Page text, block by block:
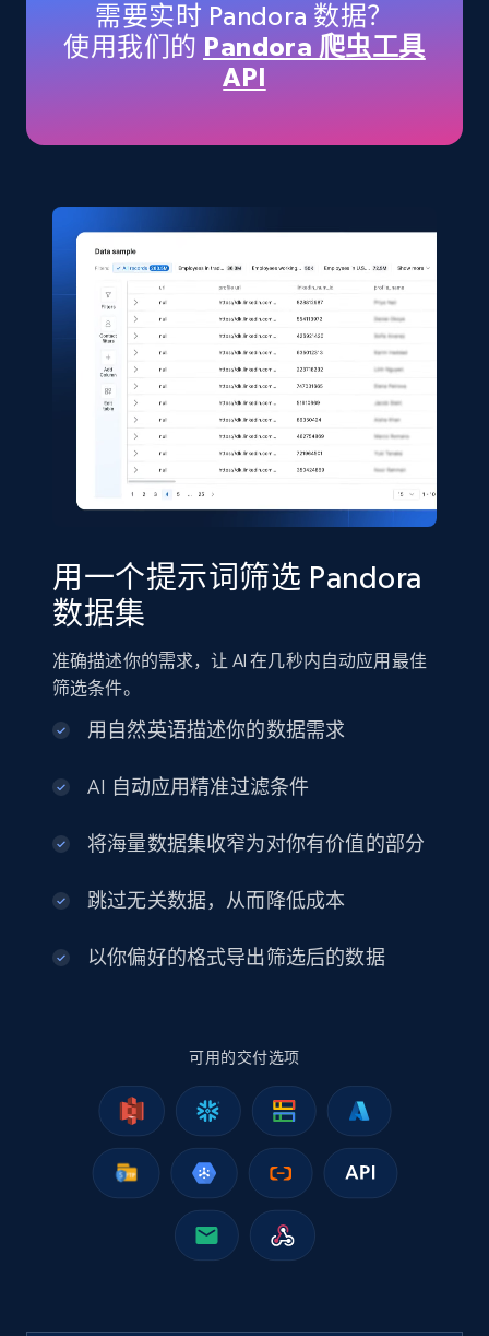
price, Final price, Discount percent, and more.
eCommerce
5.4K+
Shein- Products
Product name, Description, Initial price, Final
price, Currency, In stock, Color, Size, and more.
eCommerce
2.8K+ 388+ 立即购买
Amazon sellers info
Seller id, URL, Seller name, Description, Detailed
info, Stars, Feedbacks, Return policy, and more.
eCommerce
eCommerce
2.5K+ 359+ 立即购买
需要实时 Pandora 数据？
使用我们的 Pandora 爬虫工具
API
用一个提示词筛选 Pandora
数据集
准确描述你的需求，让 AI 在几秒内自动应用最佳
筛选条件。
用自然英语描述你的数据需求
AI 自动应用精准过滤条件
将海量数据集收窄为对你有价值的部分
跳过无关数据，从而降低成本
以你偏好的格式导出筛选后的数据
可用的交付选项